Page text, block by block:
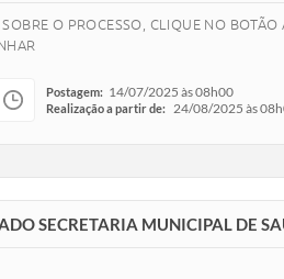
O PROCESSO, CLIQUE NO
Postagem: 14/07/2025 às 08h00
Realização a partir de: 24/08/2025 às
SECRETARIA MUNICIPAL DE